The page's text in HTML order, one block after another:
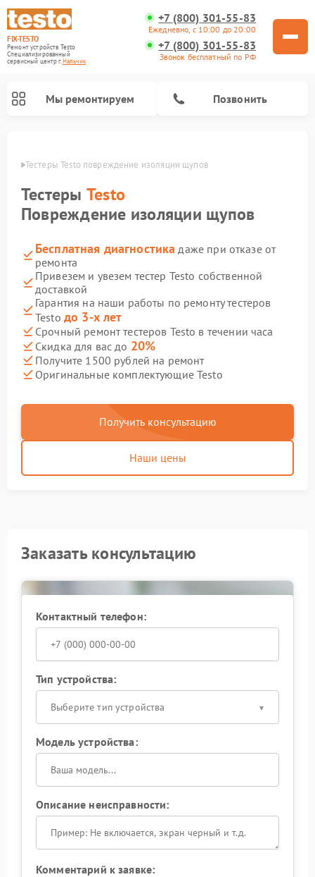
FIX-TESTO
Ремонт устройств Testo
Специализированный
cервисный центр г.Нальчик
+7 (800) 301-55-83
Ежедневно, с 10:00 до 20:00
+7 (800) 301-55-83
Звонок бесплатный по РФ
Мы ремонтируем Позвонить
Тестеры Testo повреждение изоляции щупов
Тестеры Testo
Повреждение изоляции щупов
Бесплатная диагностика даже при отказе от
ремонта
Привезем и увезем тестер Testo собственной
доставкой
Гарантия на наши работы по ремонту тестеров
Testo до 3-х лет
Срочный ремонт тестеров Testo в течении часа
Скидка для вас до 20%
Получите 1500 рублей на ремонт
Оригинальные комплектующие Testo
Получить консультацию
Наши цены
Заказать консультацию
Контактный телефон:
Тип устройства:
Выберите тип устройства
Модель устройства:
Описание неисправности:
Комментарий к заявке: